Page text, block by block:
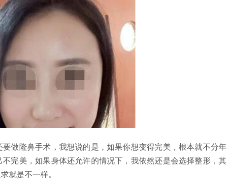
隆鼻手术，我想说的是，如果你想变得完美，根本就不分年
完美，如果身体还允许的情况下，我依然还是会选择整形，其
就是不一样。